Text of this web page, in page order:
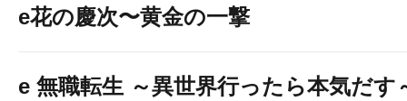
e花の慶次〜黄金の一撃
e 無職転生 ～異世界行ったら本気だす